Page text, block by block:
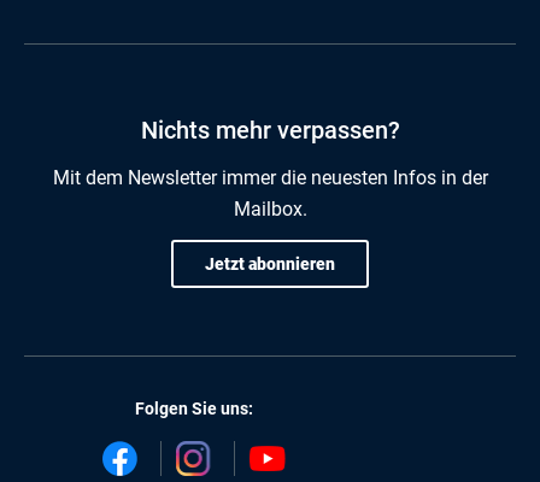
Nichts mehr verpassen?
Mit dem Newsletter immer die neuesten Infos in der
Mailbox.
Jetzt abonnieren
Folgen Sie uns: